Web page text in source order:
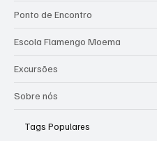
Ponto de Encontro
Escola Flamengo Moema
Excursões
Sobre nós
Tags Populares